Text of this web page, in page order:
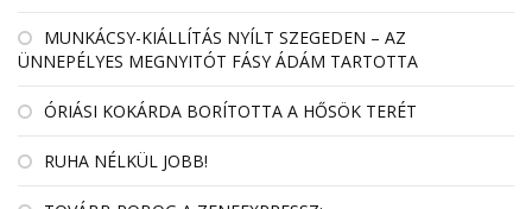
MUNKÁCSY-KIÁLLÍTÁS NYÍLT SZEGEDEN – AZ
ÜNNEPÉLYES MEGNYITÓT FÁSY ÁDÁM TARTOTTA
ÓRIÁSI KOKÁRDA BORÍTOTTA A HŐSÖK TERÉT
RUHA NÉLKÜL JOBB!